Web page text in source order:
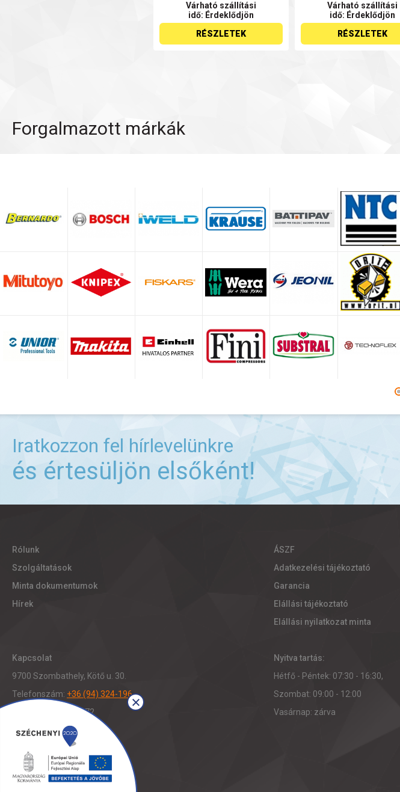
Várható szállítási
idő: Érdeklődjön
RÉSZLETEK
Várható szállítási
idő: Érdeklődjön
RÉSZLETEK
Forgalmazott márkák
Iratkozzon fel hírlevelünkre
és értesüljön elsőként!
Rólunk
Szolgáltatások
Minta dokumentumok
Hírek
ÁSZF
Adatkezelési tájékoztató
Garancia
Elállási tájékoztató
Elállási nyilatkozat minta
Kapcsolat
9700 Szombathely, Kötő u. 30.
Telefonszám: +36 (94) 324-196
Fax: +36 (94) 321-472
Nyitva tartás:
Hétfő - Péntek: 07:30 - 16:30,
Szombat: 09:00 - 12:00
Vasárnap: zárva